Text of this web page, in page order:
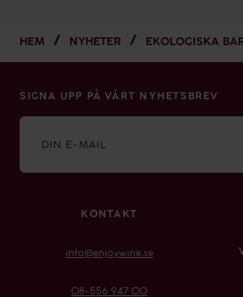
HEM NYHETER EKOLOGISKA
SIGNA UPP PÅ VÅRT NYHETSBREV
mail
KONTAKT
info@enjoywine.se
08-556 947 00